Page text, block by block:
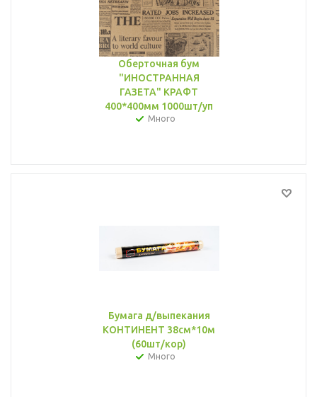
Оберточная бум
"ИНОСТРАННАЯ
ГАЗЕТА" КРАФТ
400*400мм 1000шт/уп
Много
Бумага д/выпекания
КОНТИНЕНТ 38см*10м
(60шт/кор)
Много